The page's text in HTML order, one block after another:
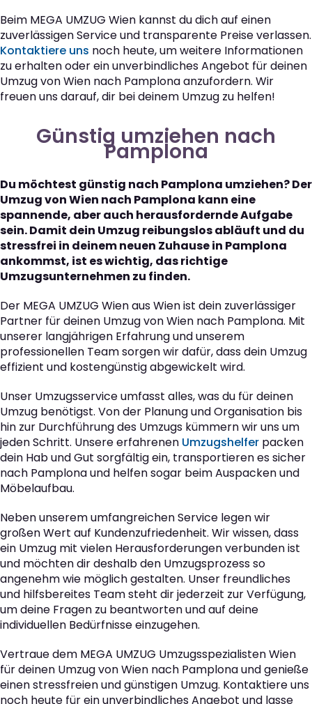
Beim MEGA UMZUG Wien kannst du dich auf einen
zuverlässigen Service und transparente Preise verlassen.
Kontaktiere uns noch heute, um weitere Informationen
zu erhalten oder ein unverbindliches Angebot für deinen
Umzug von Wien nach Pamplona anzufordern. Wir
freuen uns darauf, dir bei deinem Umzug zu helfen!
Günstig umziehen nach
Pamplona
Du möchtest günstig nach Pamplona umziehen? Der
Umzug von Wien nach Pamplona kann eine
spannende, aber auch herausfordernde Aufgabe
sein. Damit dein Umzug reibungslos abläuft und du
stressfrei in deinem neuen Zuhause in Pamplona
ankommst, ist es wichtig, das richtige
Umzugsunternehmen zu finden.
Der MEGA UMZUG Wien aus Wien ist dein zuverlässiger
Partner für deinen Umzug von Wien nach Pamplona. Mit
unserer langjährigen Erfahrung und unserem
professionellen Team sorgen wir dafür, dass dein Umzug
effizient und kostengünstig abgewickelt wird.
Unser Umzugsservice umfasst alles, was du für deinen
Umzug benötigst. Von der Planung und Organisation bis
hin zur Durchführung des Umzugs kümmern wir uns um
jeden Schritt. Unsere erfahrenen Umzugshelfer packen
dein Hab und Gut sorgfältig ein, transportieren es sicher
nach Pamplona und helfen sogar beim Auspacken und
Möbelaufbau.
Neben unserem umfangreichen Service legen wir
großen Wert auf Kundenzufriedenheit. Wir wissen, dass
ein Umzug mit vielen Herausforderungen verbunden ist
und möchten dir deshalb den Umzugsprozess so
angenehm wie möglich gestalten. Unser freundliches
und hilfsbereites Team steht dir jederzeit zur Verfügung,
um deine Fragen zu beantworten und auf deine
individuellen Bedürfnisse einzugehen.
Vertraue dem MEGA UMZUG Umzugsspezialisten Wien
für deinen Umzug von Wien nach Pamplona und genieße
einen stressfreien und günstigen Umzug. Kontaktiere uns
noch heute für ein unverbindliches Angebot und lasse